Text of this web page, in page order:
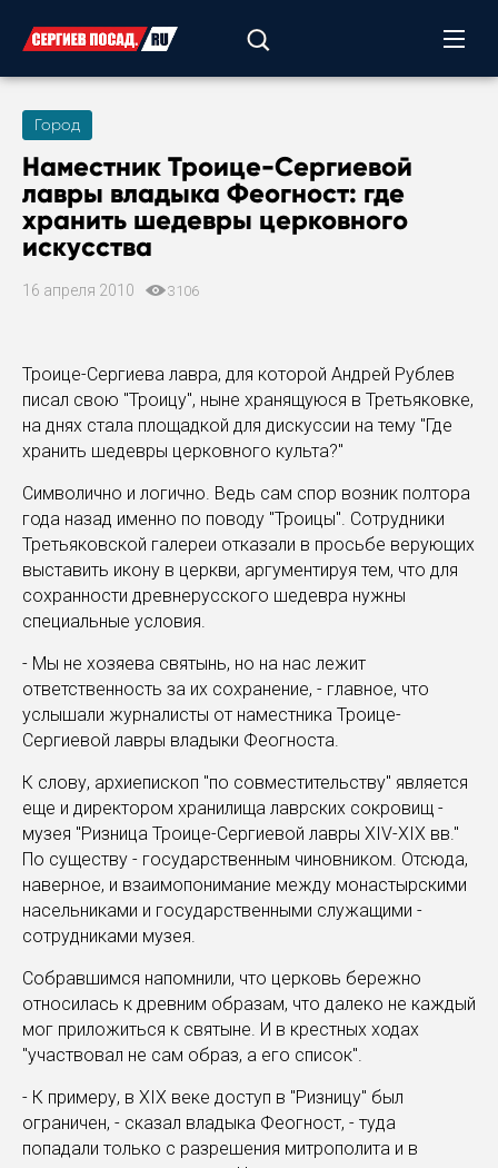
Город
Наместник Троице-Сергиевой
лавры владыка Феогност: где
хранить шедевры церковного
искусства
16 апреля 2010 3106
Троице-Сергиева лавра, для которой Андрей Рублев
писал свою "Троицу", ныне хранящуюся в Третьяковке,
на днях стала площадкой для дискуссии на тему "Где
хранить шедевры церковного культа?"
Символично и логично. Ведь сам спор возник полтора
года назад именно по поводу "Троицы". Сотрудники
Третьяковской галереи отказали в просьбе верующих
выставить икону в церкви, аргументируя тем, что для
сохранности древнерусского шедевра нужны
специальные условия.
- Мы не хозяева святынь, но на нас лежит
ответственность за их сохранение, - главное, что
услышали журналисты от наместника Троице-
Сергиевой лавры владыки Феогноста.
К слову, архиепископ "по совместительству" является
еще и директором хранилища лаврских сокровищ -
музея "Ризница Троице-Сергиевой лавры XIV-XIX вв."
По существу - государственным чиновником. Отсюда,
наверное, и взаимопонимание между монастырскими
насельниками и государственными служащими -
сотрудниками музея.
Собравшимся напомнили, что церковь бережно
относилась к древним образам, что далеко не каждый
мог приложиться к святыне. И в крестных ходах
"участвовал не сам образ, а его список".
- К примеру, в XIX веке доступ в "Ризницу" был
ограничен, - сказал владыка Феогност, - туда
попадали только с разрешения митрополита и в